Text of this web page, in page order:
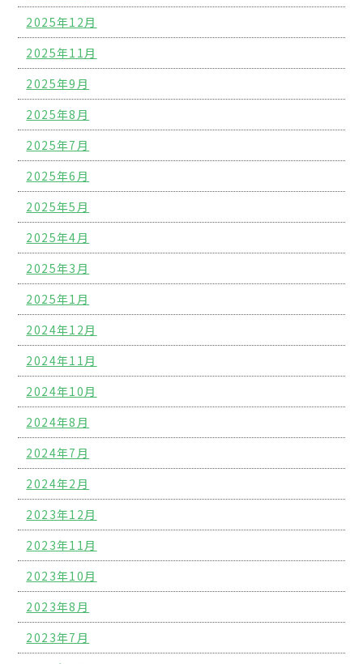
2025年12月
2025年11月
2025年9月
2025年8月
2025年7月
2025年6月
2025年5月
2025年4月
2025年3月
2025年1月
2024年12月
2024年11月
2024年10月
2024年8月
2024年7月
2024年2月
2023年12月
2023年11月
2023年10月
2023年8月
2023年7月